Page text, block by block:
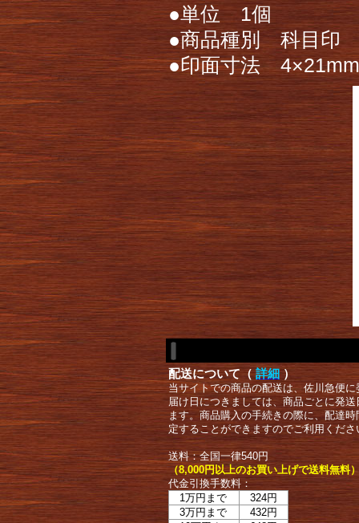
●単位 1個
●商品種別 科目印
●印面寸法 4×21mm
配送について（ 詳細 ）
当サイトでの商品の配送は、佐川急便
届け日につきましては、商品ごとに発
ます。商品購入の手続きの際に、配達
定することができますのでご利用くださ
送料：全国一律540円
（8,000円以上のお買い上げで送料無料
代金引換手数料：
1万円まで
324円
3万円まで
432円